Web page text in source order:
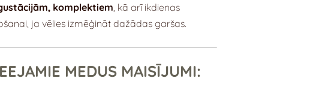
komplektiem , kā arī ikdienas
ja vēlies izmēģināt dažādas garšas.
MEDUS MAISĪJUMI: